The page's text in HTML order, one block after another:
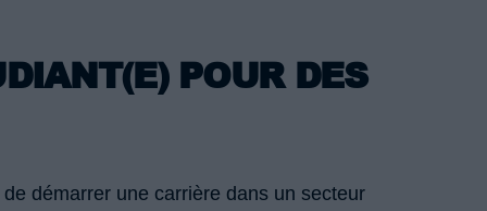
POUR DES
démarrer une carrière dans un secteur